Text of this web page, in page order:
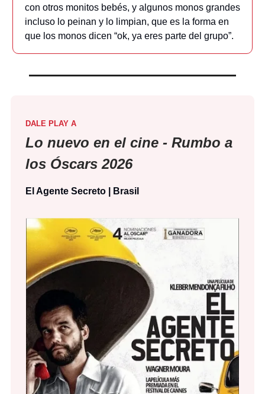
con otros monitos bebés, y algunos monos grandes
incluso lo peinan y lo limpian, que es la forma en
que los monos dicen “ok, ya eres parte del grupo”.
DALE PLAY A
Lo nuevo en el cine - Rumbo a
los Óscars 2026
El Agente Secreto | Brasil